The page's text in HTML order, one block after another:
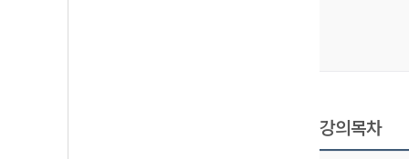
강의목차